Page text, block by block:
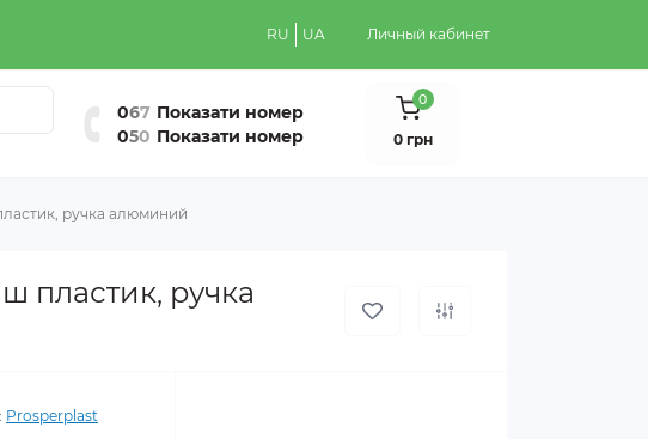
RU UA Личный кабинет
067 Показати номер
050 Показати номер
0
0 грн
ручка алюминий
пластик, ручка
Prosperplast